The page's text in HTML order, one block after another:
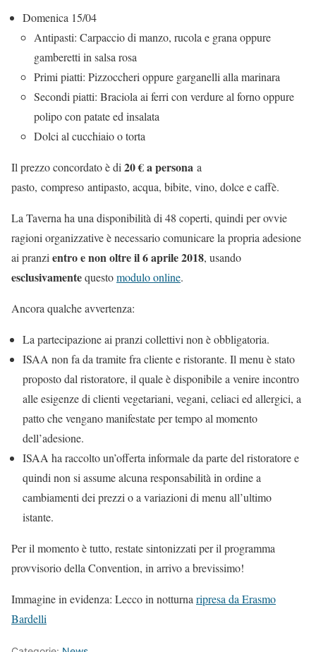
Domenica 15/04
Antipasti: Carpaccio di manzo, rucola e grana oppure
gamberetti in salsa rosa
Primi piatti: Pizzoccheri oppure garganelli alla marinara
Secondi piatti: Braciola ai ferri con verdure al forno oppure
polipo con patate ed insalata
Dolci al cucchiaio o torta
Il prezzo concordato è di 20 € a persona a
pasto, compreso antipasto, acqua, bibite, vino, dolce e caffè.
La Taverna ha una disponibilità di 48 coperti, quindi per ovvie
ragioni organizzative è necessario comunicare la propria adesione
ai pranzi entro e non oltre il 6 aprile 2018, usando
esclusivamentequestomodulo online.
Ancora qualche avvertenza:
La partecipazione ai pranzi collettivi non è obbligatoria.
ISAA non fa da tramite fra cliente e ristorante. Il menu è stato
proposto dal ristoratore, il quale è disponibile a venire incontro
alle esigenze di clienti vegetariani, vegani, celiaci ed allergici, a
patto che vengano manifestate per tempo al momento
dell’adesione.
ISAA ha raccolto un’offerta informale da parte del ristoratore e
quindi non si assume alcuna responsabilità in ordine a
cambiamenti dei prezzi o a variazioni di menu all’ultimo
istante.
Per il momento è tutto, restate sintonizzati per il programma
provvisorio della Convention, in arrivo a brevissimo!
Immagine in evidenza: Lecco in notturna ripresa da Erasmo
Bardelli